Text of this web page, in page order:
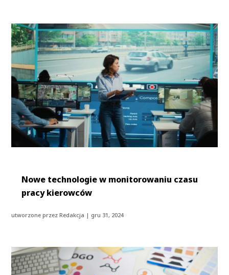
Nowe technologie w monitorowaniu czasu
pracy kierowców
utworzone przezRedakcja | gru 31, 2024